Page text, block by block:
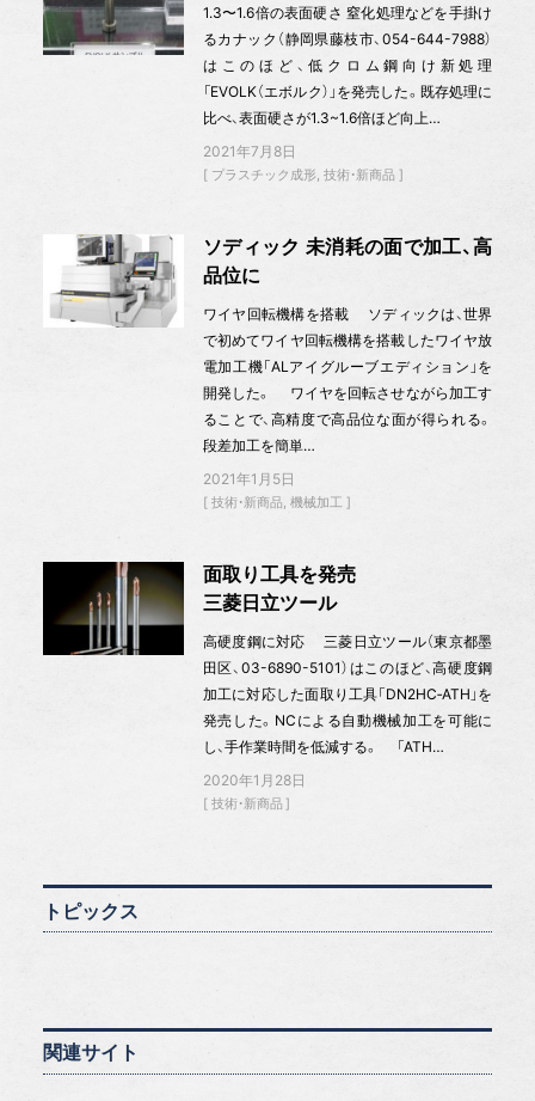
1.3〜1.6倍の表面硬さ 窒化処理などを手掛け
るカナック（静岡県藤枝市、054-644-7988）
はこのほど、低クロム鋼向け新処理
「EVOLK（エボルク）」を発売した。既存処理に
比べ、表面硬さが1.3~1.6倍ほど向上…
2021年7月8日
プラスチック成形 技術・新商品
ソディック 未消耗の面で加工、高
品位に
ワイヤ回転機構を搭載 ソディックは、世界
で初めてワイヤ回転機構を搭載したワイヤ放
電加工機「ALアイグルーブエディション」を
開発した。 ワイヤを回転させながら加工す
ることで、高精度で高品位な面が得られる。
段差加工を簡単…
2021年1月5日
技術・新商品 機械加工
面取り工具を発売
三菱日立ツール
高硬度鋼に対応 三菱日立ツール（東京都墨
田区、03-6890-5101）はこのほど、高硬度鋼
加工に対応した面取り工具「DN2HC‐ATH」を
発売した。NCによる自動機械加工を可能に
し、手作業時間を低減する。 「ATH…
2020年1月28日
技術・新商品
トピックス
関連サイト